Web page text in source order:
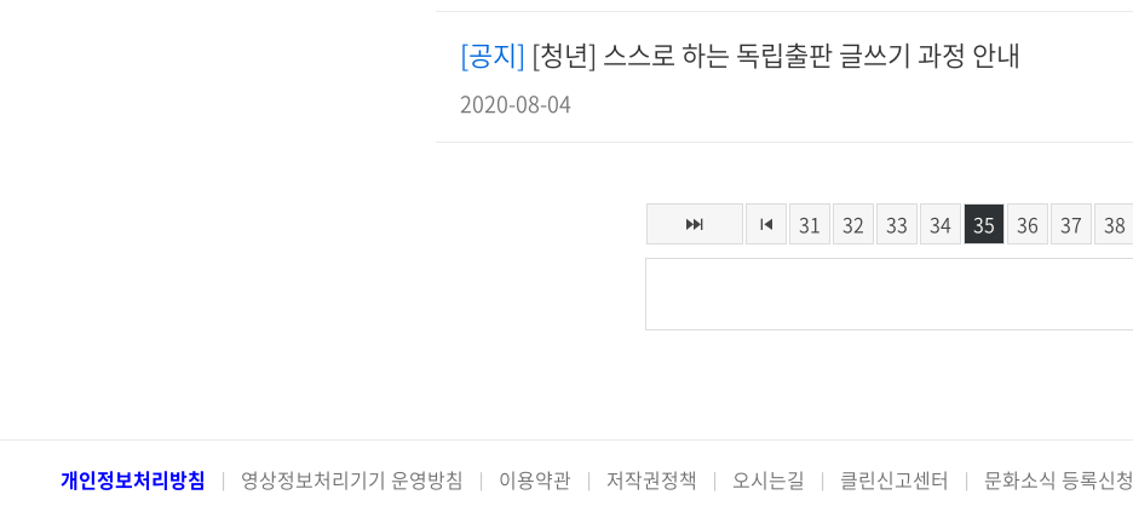
[공지] [청년] 스스로 하는 독립출판 글쓰기 과정 안내
2020-08-04
31 32 33 34 35 36 37 38
개인정보처리방침 영상정보처리기기 운영방침 이용약관 저작권정책 오시는길 클린신고센터 문화소식 등록신청